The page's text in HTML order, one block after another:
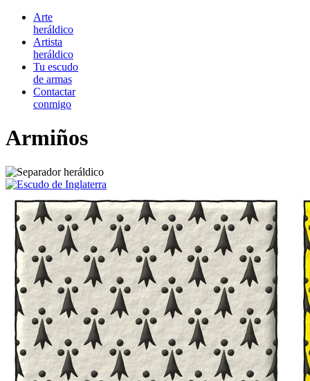
Arte
heráldico
Artista
heráldico
Tu escudo
de armas
Contactar
conmigo
Armiños